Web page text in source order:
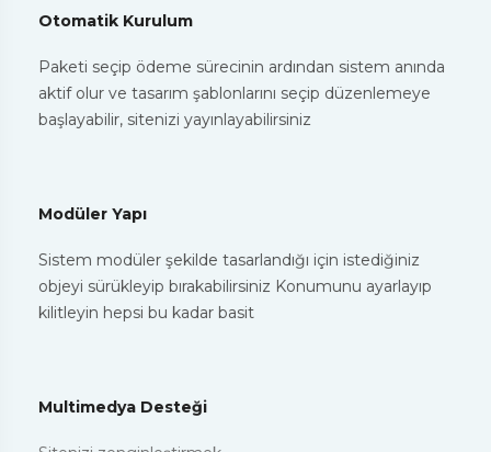
Otomatik Kurulum
Paketi seçip ödeme sürecinin ardından sistem anında
aktif olur ve tasarım şablonlarını seçip düzenlemeye
başlayabilir, sitenizi yayınlayabilirsiniz
Modüler Yapı
Sistem modüler şekilde tasarlandığı için istediğiniz
objeyi sürükleyip bırakabilirsiniz Konumunu ayarlayıp
kilitleyin hepsi bu kadar basit
Multimedya Desteği